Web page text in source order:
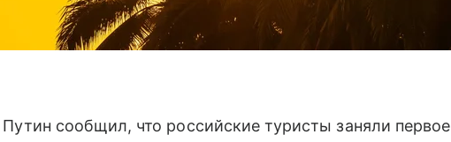
сообщил, что российские туристы заняли первое